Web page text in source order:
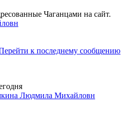
Чаганцами на сайт.
к последнему сообщению
Людмила Михайловн